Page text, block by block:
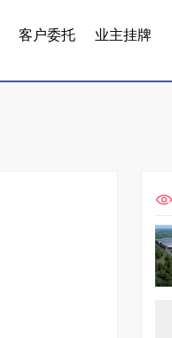
客户委托 业主挂牌